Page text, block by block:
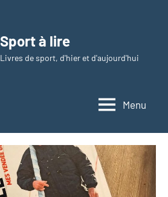
Sport à lire
Livres de sport, d'hier et d'aujourd'hui
Menu